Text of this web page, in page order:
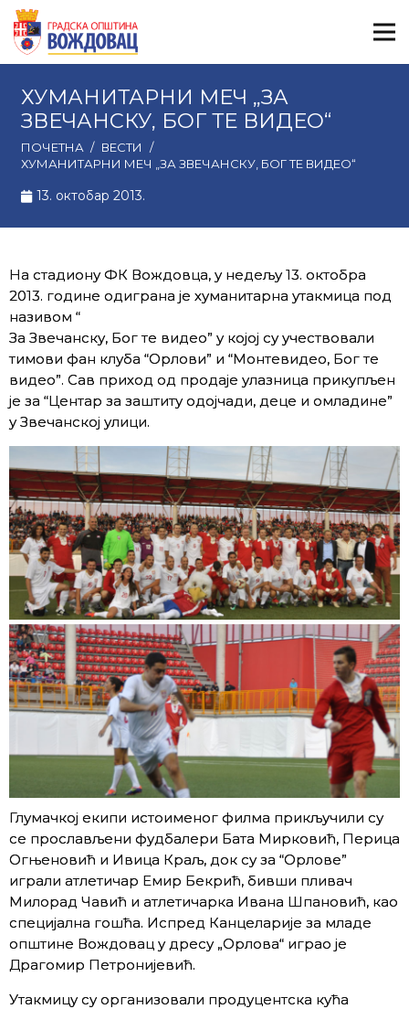
ХУМАНИТАРНИ МЕЧ „ЗА
ЗВЕЧАНСКУ, БОГ ТЕ ВИДЕО“
ПОЧЕТНА / ВЕСТИ
/
ХУМАНИТАРНИ МЕЧ „ЗА ЗВЕЧАНСКУ, БОГ ТЕ ВИДЕО“
13. октобар 2013.
На стадиону ФК Вождовца, у недељу 13. октобра
2013. године одиграна је хуманитарна утакмица под
називом “
За Звечанску, Бог те видео” у којој су учествовали
тимови фан клуба “Орлови” и “Монтевидео, Бог те
видео”. Сав приход од продаје улазница прикупљен
је за “Центар за заштиту одојчади, деце и омладине”
у Звечанској улици.
Глумачкој екипи истоименог филма прикључили су
се прослављени фудбалери Бата Мирковић, Перица
Огњеновић и Ивица Краљ, док су за “Орлове”
играли атлетичар Емир Бекрић, бивши пливач
Милорад Чавић и атлетичарка Ивана Шпановић, као
специјална гошћа. Испред Канцеларије за младе
општине Вождовац у дресу „Орлова“ играо је
Драгомир Петронијевић.
Утакмицу су организовали продуцентска кућа